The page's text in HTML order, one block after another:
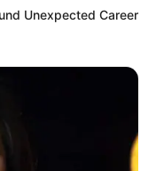
Unexpected Career